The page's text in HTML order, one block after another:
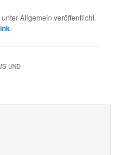
unter Allgemein veröffentlicht.
.
UND